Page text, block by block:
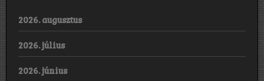
2026. augusztus
2026. július
2026. június